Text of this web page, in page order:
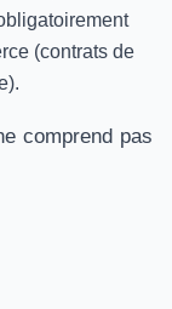
(contrats de
comprend pas